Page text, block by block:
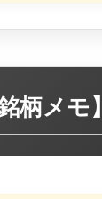
柄メモ】